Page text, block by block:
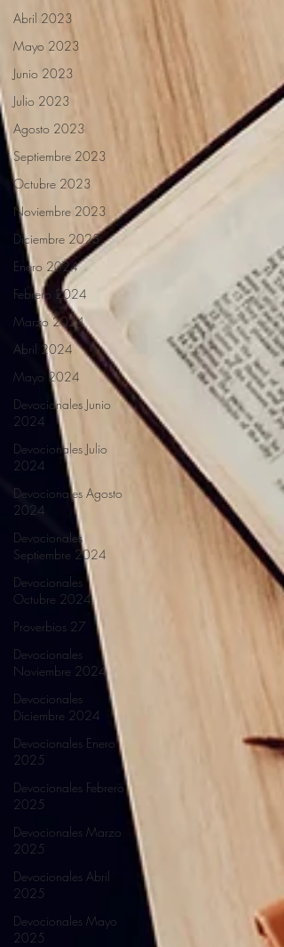
Abril 2023
Mayo 2023
Junio 2023
Julio 2023
Agosto 2023
Septiembre 2023
Octubre 2023
Noviembre 2023
Diciembre 2023
Enero 2024
Febrero 2024
Marzo 2024
Abril 2024
Mayo 2024
Devocionales Junio
2024
Devocionales Julio
2024
Devocionales Agosto
2024
Devocionales
Septiembre 2024
Devocionales
Octubre 2024
Proverbios 27
Devocionales
Noviembre 2024
Devocionales
Diciembre 2024
Devocionales Enero
2025
Devocionales Febrero
2025
Devocionales Marzo
2025
Devocionales Abril
2025
Devocionales Mayo
2025